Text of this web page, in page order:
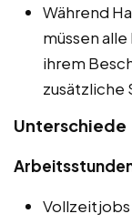
Während
müssen
ihrem
zusätzliche
Unterschiede
Vollzeitjobs